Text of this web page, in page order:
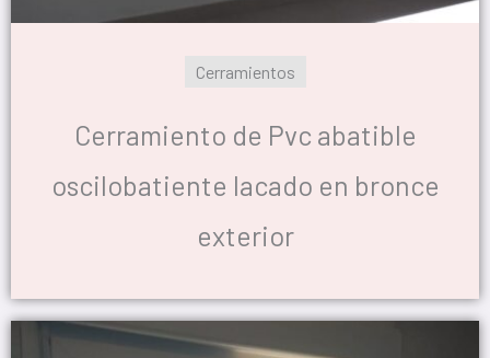
Cerramientos
Cerramiento de Pvc abatible
oscilobatiente lacado en bronce
exterior